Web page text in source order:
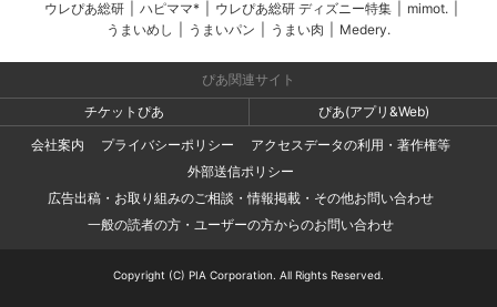
ウレぴあ総研 ハピママ* ウレぴあ総研 ディズニー特集 mimot.
うまいめし
うまいパン うまい肉 Medery.
ぴあ関連サイト
チケットぴあ
ぴあ(アプリ&Web)
会社案内
プライバシーポリシー
アクセスデータの利用・著作権等
外部送信ポリシー
広告出稿・お取り組みのご相談・情報掲載・その他お問い合わせ
一般の読者の方・ユーザーの方からのお問い合わせ
Copyright (C) PIA Corporation. All Rights Reserved.